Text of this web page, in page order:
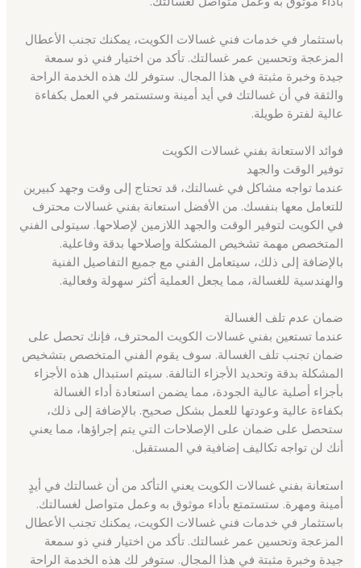
باستثمار في خدمات فني غسالات الكويت، يمكنك تجنب الأعطال
المزعجة وتحسين عمر غسالتك. تأكد من اختيار فني ذو سمعة
جيدة وخبرة مثبتة في هذا المجال. ستوفر لك هذه الخدمة الراحة
والثقة في أن غسالتك في أيد أمينة وستستمر في العمل بكفاءة
عالية لفترة طويلة.
فوائد الاستعانة بفني غسالات الكويت
توفير الوقت والجهد
عندما تواجه مشاكل في غسالتك، قد تحتاج إلى وقت وجهد كبيرين
للتعامل معها بنفسك. من الأفضل استعانة بفني غسالات محترف
في الكويت لتوفير الوقت والجهد اللازمين لإصلاحها. سيتولى الفني
المتخصص مهمة تشخيص المشكلة وإصلاحها بدقة وفاعلية.
بالإضافة إلى ذلك، سيتعامل الفني مع جميع التفاصيل الفنية
والهندسية للغسالة، مما يجعل العملية أكثر سهولة وفعالية.
ضمان عدم تلف الغسالة
عندما تستعين بفني غسالات الكويت المحترف، فإنك تحصل على
ضمان تجنب تلف الغسالة. سوف يقوم الفني المتخصص بتشخيص
المشكلة بدقة وتحديد الأجزاء التالفة. سيتم استبدال هذه الأجزاء
بأجزاء أصلية عالية الجودة، مما يضمن استعادة أداء الغسالة
بكفاءة عالية وعودتها للعمل بشكل صحيح. بالإضافة إلى ذلك،
ستحصل على ضمان على الإصلاحات التي يتم إجراؤها، مما يعني
أنك لن تواجه تكاليف إضافية في المستقبل.
استعانة بفني غسالات الكويت يعني التأكد من أن غسالتك في أيدٍ
أمينة ومهرة. ستستمتع بأداء موثوق به وعمل متواصل لغسالتك.
باستثمار في خدمات فني غسالات الكويت، يمكنك تجنب الأعطال
المزعجة وتحسين عمر غسالتك. تأكد من اختيار فني ذو سمعة
جيدة وخبرة مثبتة في هذا المجال. ستوفر لك هذه الخدمة الراحة